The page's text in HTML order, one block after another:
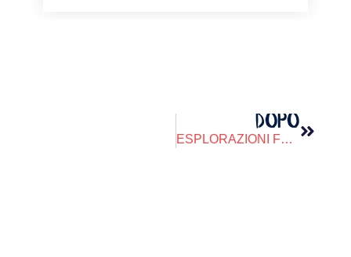
DOPO
ESPLORAZIONI FOTOGRAFIKE – Ciclo Autunnale